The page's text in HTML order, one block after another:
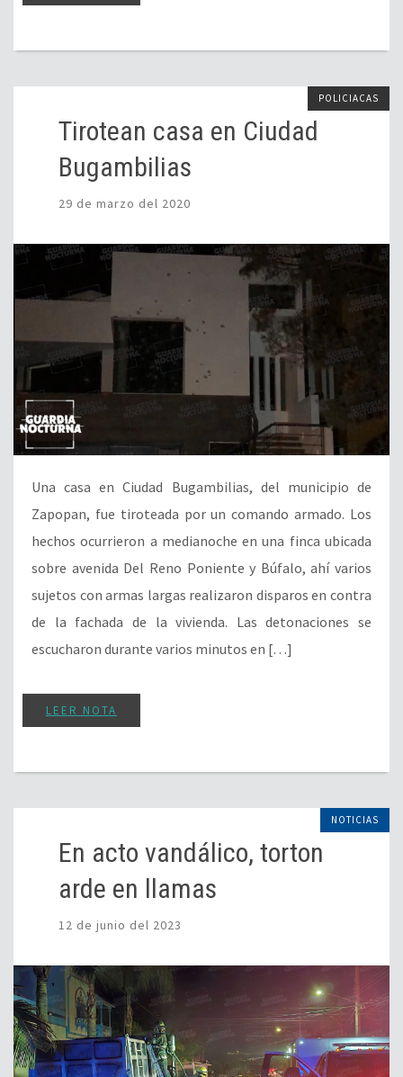
POLICIACAS
Tirotean casa en Ciudad
Bugambilias
29 de marzo del 2020
Una casa en Ciudad Bugambilias, del municipio de
Zapopan, fue tiroteada por un comando armado. Los
hechos ocurrieron a medianoche en una finca ubicada
sobre avenida Del Reno Poniente y Búfalo, ahí varios
sujetos con armas largas realizaron disparos en contra
de la fachada de la vivienda. Las detonaciones se
escucharon durante varios minutos en […]
LEER NOTA
NOTICIAS
En acto vandálico, torton
arde en llamas
12 de junio del 2023